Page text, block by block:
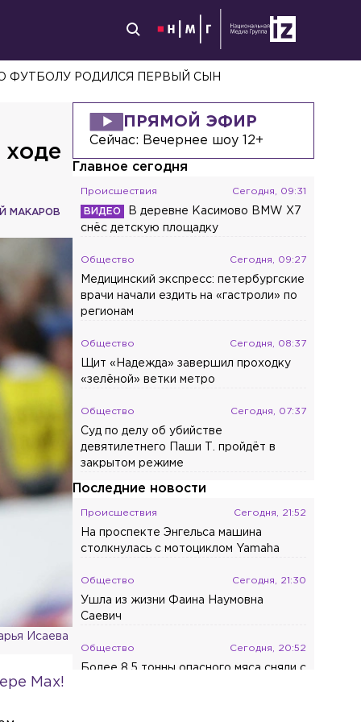
В ЛЕНОБЛАСТИ
МАКАРОВ
Исаева
Max!
ПРЯМОЙ ЭФИР
Сейчас: Вечернее шоу 12+
Главное сегодня
Происшествия Сегодня, 09:31
В деревне Касимово BMW X7
снёс детскую площадку
Общество Сегодня, 09:27
Медицинский экспресс: петербургские
врачи начали ездить на «гастроли» по
регионам
Общество Сегодня, 08:37
Щит «Надежда» завершил проходку
«зелёной» ветки метро
Общество Сегодня, 07:37
Суд по делу об убийстве
девятилетнего Паши Т. пройдёт в
закрытом режиме
Последние новости
Происшествия Сегодня, 21:52
На проспекте Энгельса машина
столкнулась с мотоциклом Yamaha
Общество Сегодня, 21:30
Ушла из жизни Фаина Наумовна
Саевич
Общество Сегодня, 20:52
Более 8,5 тонны опасного мяса сняли с